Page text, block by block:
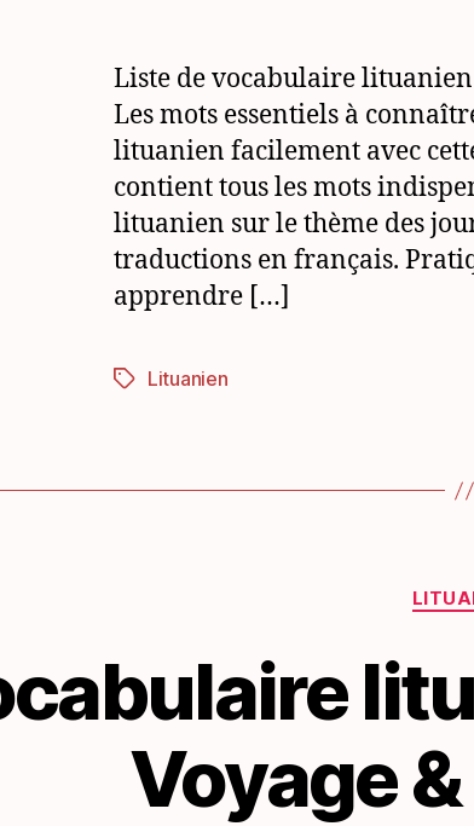
Liste de vocabulaire lituanien
Les mots essentiels à
lituanien facilement avec
contient tous les mots
lituanien sur le thème des
traductions en français.
apprendre […]
Étiquettes
Lituanien
Voyage